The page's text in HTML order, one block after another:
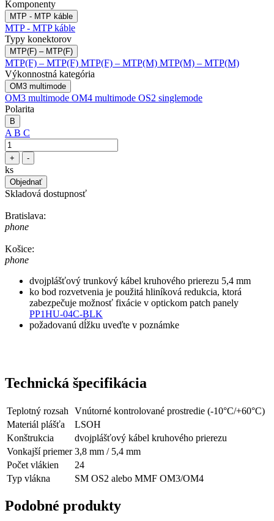
Komponenty
MTP - MTP káble
MTP - MTP káble
Typy konektorov
MTP(F) – MTP(F)
MTP(F) – MTP(F) MTP(F) – MTP(M) MTP(M) – MTP(M)
Výkonnostná kategória
OM3 multimode
OM3 multimode OM4 multimode OS2 singlemode
Polarita
B
A B C
+ -
ks
Objednať
Skladová dostupnosť
Bratislava:
phone
Košice:
phone
dvojplášťový trunkový kábel kruhového prierezu 5,4 mm
ko bod rozvetvenia je použitá hliníková redukcia, ktorá
zabezpečuje možnosť fixácie v optickom patch panely
PP1HU-04C-BLK
požadovanú dĺžku uveďte v poznámke
Technická špecifikácia
Teplotný rozsah
Vnútorné kontrolované prostredie (-10°C/+60°C)
Materiál plášťa
LSOH
Konštrukcia
dvojplášťový kábel kruhového prierezu
Vonkajší priemer 3,8 mm / 5,4 mm
Počet vlákien
24
Typ vlákna
SM OS2 alebo MMF OM3/OM4
Podobné produkty